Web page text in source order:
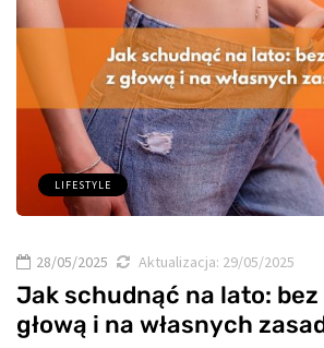
LIFESTYLE
28/05/2025 Aktualizacja: 29/05/2025
Jak schudnąć na lato: bez
głową i na własnych